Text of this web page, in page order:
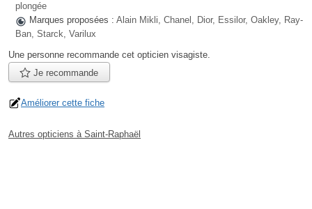
plongée
Marques proposées : Alain Mikli, Chanel, Dior, Essilor, Oakley, Ray-
Ban, Starck, Varilux
Une personne recommande cet opticien visagiste.
Je recommande
Améliorer cette fiche
Autres opticiens à Saint-Raphaël